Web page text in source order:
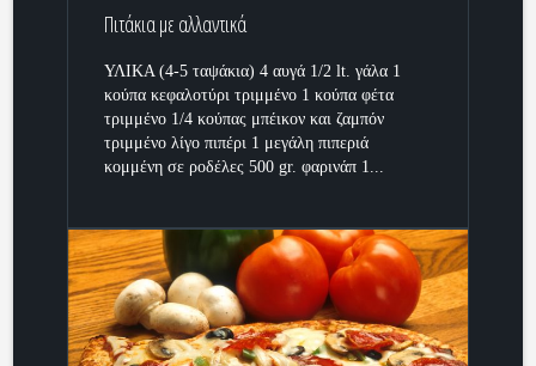
Πιτάκια με αλλαντικά
ΥΛΙΚΑ (4-5 ταψάκια) 4 αυγά 1/2 lt. γάλα 1
κούπα κεφαλοτύρι τριμμένο 1 κούπα φέτα
τριμμένο 1/4 κούπας μπέικον και ζαμπόν
τριμμένο λίγο πιπέρι 1 μεγάλη πιπεριά
κομμένη σε ροδέλες 500 gr. φαρινάπ 1...